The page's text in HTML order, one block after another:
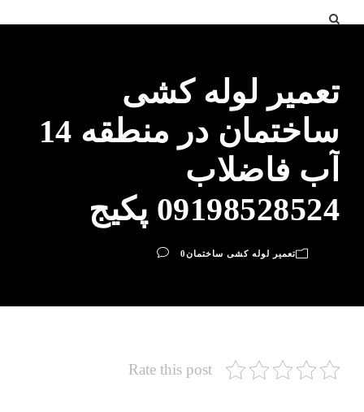
تعمیر لوله کشی
ساختمان در منطقه 14
آب فاضلاب
09198528524 پکیج
تعمیر لوله کشی ساختمان0
Rate this post